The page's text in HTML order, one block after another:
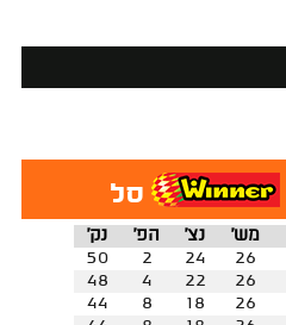
סל
נק' הפ' נצ' מש'
50
2 24 26
48
4 22 26
44
8 18 26